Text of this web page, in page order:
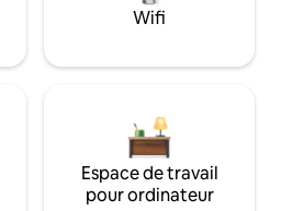
Wifi
Espace de travail
pour ordinateur